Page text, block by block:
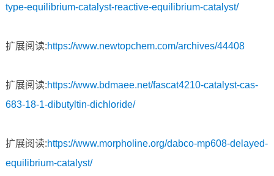
type-equilibrium-catalyst-reactive-equilibrium-catalyst/
扩展阅读:https://www.newtopchem.com/archives/44408
扩展阅读:https://www.bdmaee.net/fascat4210-catalyst-cas-
683-18-1-dibutyltin-dichloride/
扩展阅读:https://www.morpholine.org/dabco-mp608-delayed-
equilibrium-catalyst/